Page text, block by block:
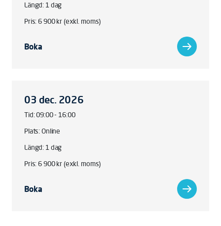
Längd: 1 dag
Pris: 6 900 kr (exkl. moms)
Boka
03 dec. 2026
Tid: 09:00 - 16:00
Plats: Online
Längd: 1 dag
Pris: 6 900 kr (exkl. moms)
Boka